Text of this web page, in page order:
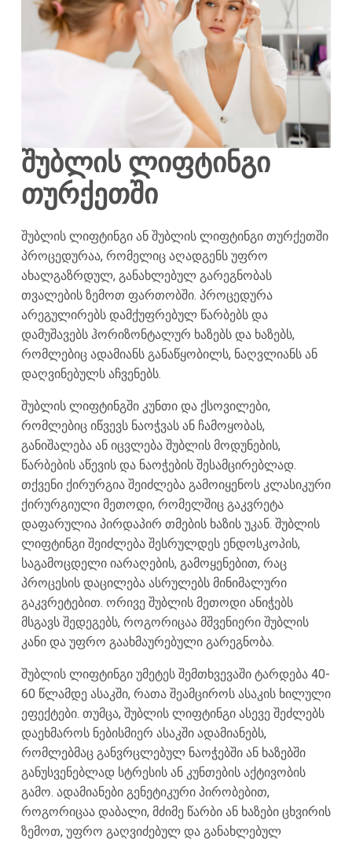
შუბლის ლიფტინგი
თურქეთში
შუბლის ლიფტინგი ან შუბლის ლიფტინგი თურქეთში
პროცედურაა, რომელიც აღადგენს უფრო
ახალგაზრდულ, განახლებულ გარეგნობას
თვალების ზემოთ ფართობში. პროცედურა
არეგულირებს დამქუფრებულ წარბებს და
დამუშავებს ჰორიზონტალურ ხაზებს და ხაზებს,
რომლებიც ადამიანს განაწყობილს, ნაღვლიანს ან
დაღვინებულს აჩვენებს.
შუბლის ლიფტინგში კუნთი და ქსოვილები,
რომლებიც იწვევს ნაოჭვას ან ჩამოყობას,
განიშალება ან იცვლება შუბლის მოდუნების,
წარბების აწევის და ნაოჭების შესამცირებლად.
თქვენი ქირურგია შეიძლება გამოიყენოს კლასიკური
ქირურგიული მეთოდი, რომელშიც გაკვრეტა
დაფარულია პირდაპირ თმების ხაზის უკან. შუბლის
ლიფტინგი შეიძლება შესრულდეს ენდოსკოპის,
საგამოცდელი იარაღების, გამოყენებით, რაც
პროცესის დაცილება ასრულებს მინიმალური
გაკვრეტებით. ორივე შუბლის მეთოდი ანიჭებს
მსგავს შედეგებს, როგორიცაა მშვენიერი შუბლის
კანი და უფრო გაახმაურებული გარეგნობა.
შუბლის ლიფტინგი უმეტეს შემთხვევაში ტარდება 40-
60 წლამდე ასაკში, რათა შეამციროს ასაკის ხილული
ეფექტები. თუმცა, შუბლის ლიფტინგი ასევე შეძლებს
დაეხმაროს ნებისმიერ ასაკში ადამიანებს,
რომლებმაც განვრცლებულ ნაოჭებში ან ხაზებში
განუსვენებლად სტრესის ან კუნთების აქტივობის
გამო. ადამიანები გენეტიკური პირობებით,
როგორიცაა დაბალი, მძიმე წარბი ან ხაზები ცხვირის
ზემოთ, უფრო გაღვიძებულ და განახლებულ